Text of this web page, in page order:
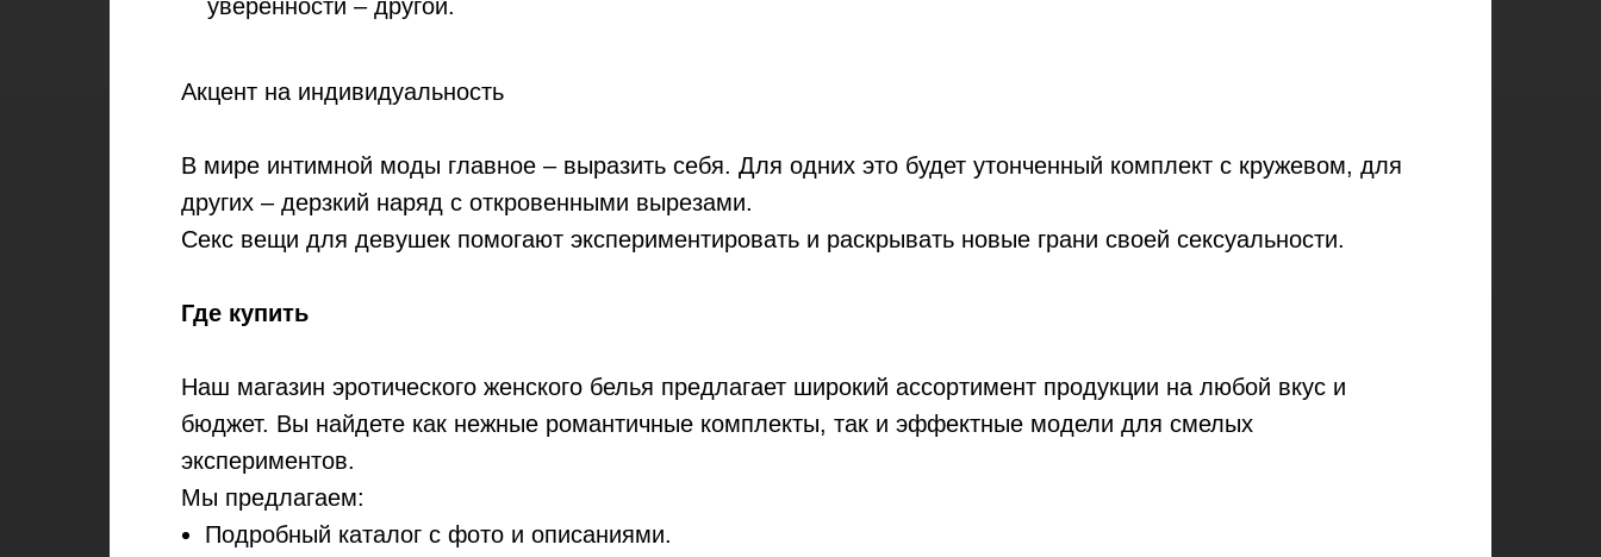
уверенности – другой.
Акцент на индивидуальность
В мире интимной моды главное – выразить себя. Для одних это будет утонченный комплект с кружевом, для
других – дерзкий наряд с откровенными вырезами.
Секс вещи для девушек помогают экспериментировать и раскрывать новые грани своей сексуальности.
Где купить
Наш магазин эротического женского белья предлагает широкий ассортимент продукции на любой вкус и
бюджет. Вы найдете как нежные романтичные комплекты, так и эффектные модели для смелых
экспериментов.
Мы предлагаем:
Подробный каталог с фото и описаниями.